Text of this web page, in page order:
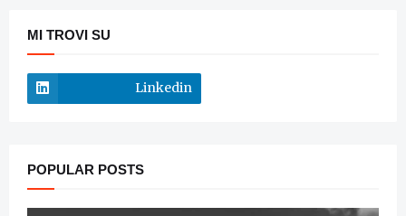
MI TROVI SU
Linkedin
POPULAR POSTS